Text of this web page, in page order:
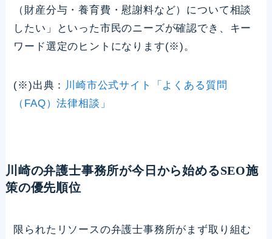
（財産分与・養育費・慰謝料など）について相談
したい」といった市民のニーズが確認でき、キー
ワード選定のヒントになります(※)。
(※)出典： 川崎市公式サイト「よくある質問
（FAQ）法律相談」
川崎の弁護士事務所が今日から始めるSEO施
策の優先順位
限られたリソースの弁護士事務所がまず取り組む